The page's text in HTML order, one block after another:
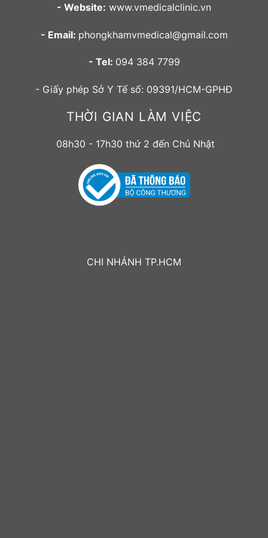
- Website: www.vmedicalclinic.vn
- Email: phongkhamvmedical@gmail.com
- Tel: 094 384 7799
- Giấy phép Sở Y Tế số: 09391/HCM-GPHĐ
THỜI GIAN LÀM VIỆC
08h30 - 17h30 thứ 2 đến Chủ Nhật
CHI NHÁNH TP.HCM